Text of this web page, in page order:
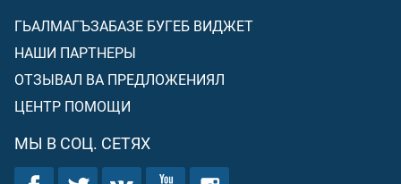
ГЬАЛМАГЪЗАБАЗЕ БУГЕБ ВИДЖЕТ
НАШИ ПАРТНЕРЫ
ОТЗЫВАЛ ВА ПРЕДЛОЖЕНИЯЛ
ЦЕНТР ПОМОЩИ
МЫ В СОЦ. СЕТЯХ